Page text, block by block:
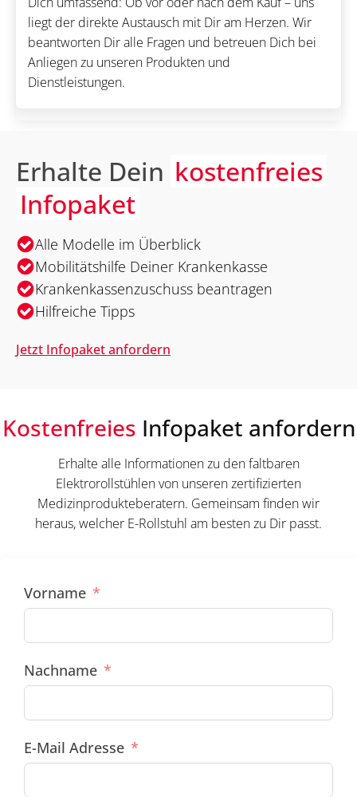
liegt der direkte Austausch mit Dir am Herzen. Wir
beantworten Dir alle Fragen und betreuen Dich bei
Anliegen zu unseren Produkten und
Dienstleistungen.
Erhalte Dein kostenfreies
Infopaket
Alle Modelle im Überblick
Mobilitätshilfe Deiner Krankenkasse
Krankenkassenzuschuss beantragen
Hilfreiche Tipps
Jetzt Infopaket anfordern
Kostenfreies Infopaket anfordern
Erhalte alle Informationen zu den faltbaren
Elektrorollstühlen von unseren zertifizierten
Medizinprodukteberatern. Gemeinsam finden wir
heraus, welcher E-Rollstuhl am besten zu Dir passt.
Vorname
Nachname
E-Mail Adresse